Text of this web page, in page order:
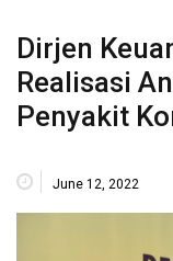
Dirjen
Realisasi
Penyakit
June 12, 2022